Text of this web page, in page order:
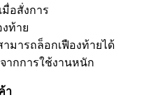
มื่อสั่งการ
งท้าย
มารถล็อกเฟืองท้ายได้
ากการใช้งานหนัก
า